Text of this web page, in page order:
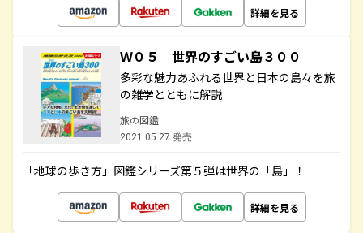
詳細を見る
Ｗ０５ 世界のすごい島３００
多彩な魅力あふれる世界と日本の島々を旅
の雑学とともに解説
旅の図鑑
2021.05.27 発売
「地球の歩き方」図鑑シリーズ第５弾は世界の「島」！
詳細を見る